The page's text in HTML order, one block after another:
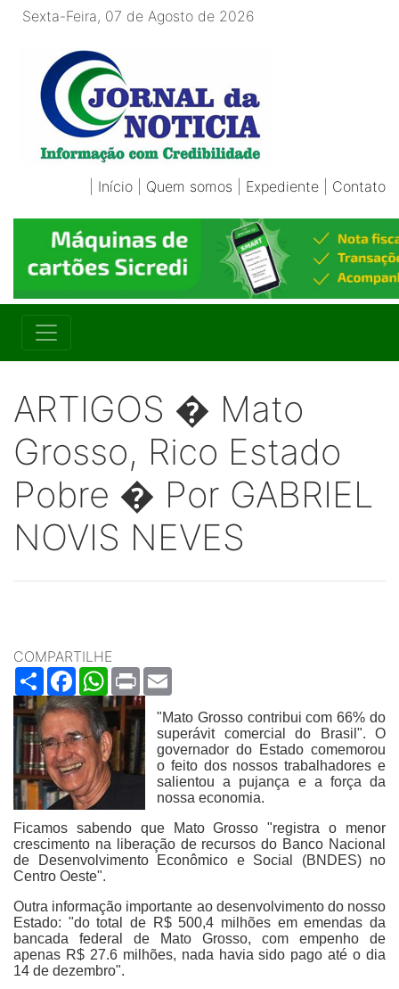
Sexta-Feira, 07 de Agosto de 2026
Início Quem somos Expediente Contato
ARTIGOS � Mato
Grosso, Rico Estado
Pobre � Por GABRIEL
NOVIS NEVES
COMPARTILHE
ShareFacebookWhatsApp
Print
"Mato Grosso contribui com 66% do
superávit comercial do Brasil". O
governador do Estado comemorou
o feito dos nossos trabalhadores e
salientou a pujança e a força da
nossa economia.
Ficamos sabendo que Mato Grosso "registra o menor
crescimento na liberação de recursos do Banco Nacional
de Desenvolvimento Econômico e Social (BNDES) no
Centro Oeste".
Outra informação importante ao desenvolvimento do nosso
Estado: "do total de R$ 500,4 milhões em emendas da
bancada federal de Mato Grosso, com empenho de
apenas R$ 27.6 milhões, nada havia sido pago até o dia
14 de dezembro".